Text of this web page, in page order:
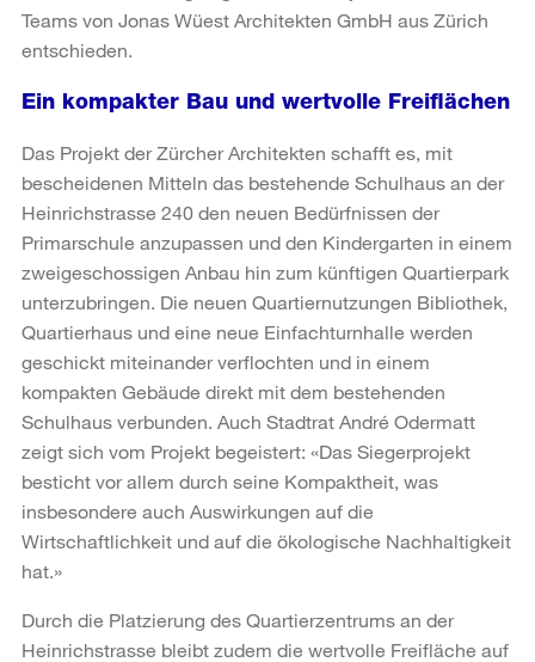
Teams von Jonas Wüest Architekten GmbH aus Zürich
entschieden.
Ein kompakter Bau und wertvolle Freiflächen
Das Projekt der Zürcher Architekten schafft es, mit
bescheidenen Mitteln das bestehende Schulhaus an der
Heinrichstrasse 240 den neuen Bedürfnissen der
Primarschule anzupassen und den Kindergarten in einem
zweigeschossigen Anbau hin zum künftigen Quartierpark
unterzubringen. Die neuen Quartiernutzungen Bibliothek,
Quartierhaus und eine neue Einfachturnhalle werden
geschickt miteinander verflochten und in einem
kompakten Gebäude direkt mit dem bestehenden
Schulhaus verbunden. Auch Stadtrat André Odermatt
zeigt sich vom Projekt begeistert: «Das Siegerprojekt
besticht vor allem durch seine Kompaktheit, was
insbesondere auch Auswirkungen auf die
Wirtschaftlichkeit und auf die ökologische Nachhaltigkeit
hat.»
Durch die Platzierung des Quartierzentrums an der
Heinrichstrasse bleibt zudem die wertvolle Freifläche auf